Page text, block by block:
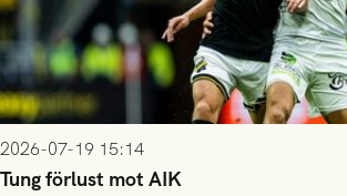
2026-07-19 15:14
Tung förlust mot AIK